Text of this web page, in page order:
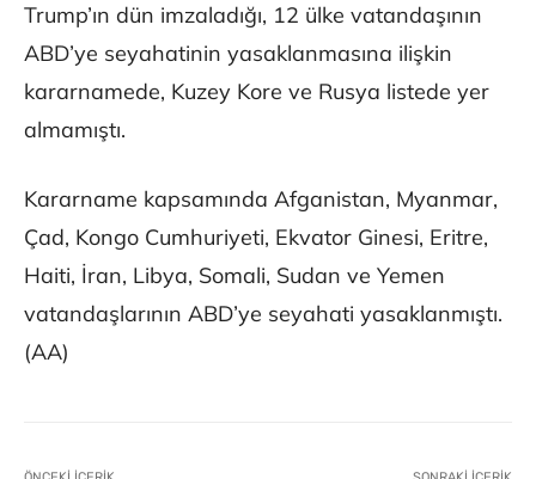
Trump’ın dün imzaladığı, 12 ülke vatandaşının
ABD’ye seyahatinin yasaklanmasına ilişkin
kararnamede, Kuzey Kore ve Rusya listede yer
almamıştı.
Kararname kapsamında Afganistan, Myanmar,
Çad, Kongo Cumhuriyeti, Ekvator Ginesi, Eritre,
Haiti, İran, Libya, Somali, Sudan ve Yemen
vatandaşlarının ABD’ye seyahati yasaklanmıştı.
(AA)